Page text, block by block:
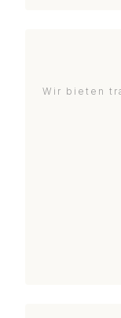
Wir bieten